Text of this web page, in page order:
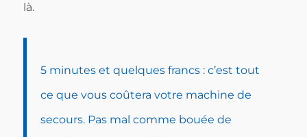
là.
5 minutes et quelques francs : c’est tout
ce que vous coûtera votre machine de
secours. Pas mal comme bouée de